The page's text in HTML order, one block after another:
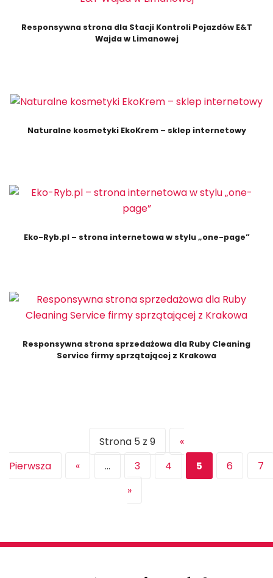
Responsywna strona dla Stacji Kontroli Pojazdów E&T
Wajda w Limanowej
Naturalne kosmetyki EkoKrem – sklep internetowy
Eko-Ryb.pl – strona internetowa w stylu „one-page”
Responsywna strona sprzedażowa dla Ruby Cleaning
Service firmy sprzątającej z Krakowa
Strona 5 z 9
«
Pierwsza
« ... 3 4 5 6
7
»